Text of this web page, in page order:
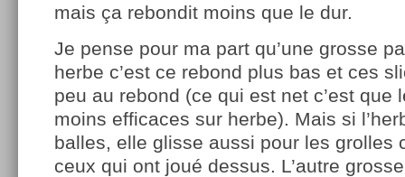
mais ça rebondit moins que le dur.
Je pense pour ma part qu’une grosse
herbe c’est ce rebond plus bas et ces
peu au rebond (ce qui est net c’est que
moins efficaces sur herbe). Mais si
balles, elle glisse aussi pour les grolles
ceux qui ont joué dessus. L’autre